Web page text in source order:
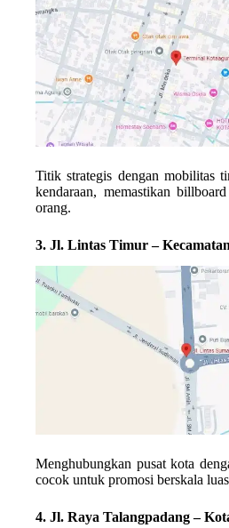
Titik strategis dengan mobilitas
kendaraan, memastikan
orang.
3. Jl. Lintas Timur –
Menghubungkan pusat kota
cocok untuk promosi berskala
4. Jl. Raya Talangpadang –